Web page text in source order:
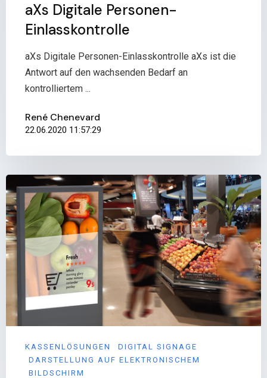
aXs Digitale Personen-
Einlasskontrolle
aXs Digitale Personen-Einlasskontrolle aXs ist die
Antwort auf den wachsenden Bedarf an
kontrolliertem ...
René Chenevard
22.06.2020 11:57:29
KASSENLÖSUNGEN
DIGITAL SIGNAGE
DARSTELLUNG AUF ELEKTRONISCHEM
BILDSCHIRM